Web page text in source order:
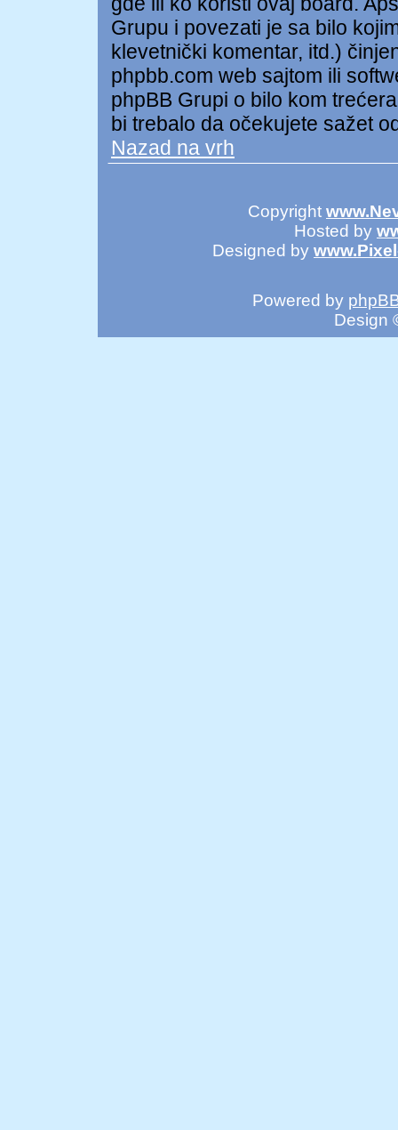
Grupu i povezati je sa bilo
klevetnički komentar, itd.)
phpbb.com web sajtom ili
phpBB Grupi o bilo kom
bi trebalo da očekujete sažet
Nazad na vrh
Copyright
Hosted by
Designed by
Powered by
Design